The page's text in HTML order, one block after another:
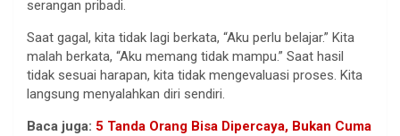
serangan pribadi.
Saat gagal, kita tidak lagi berkata, “Aku perlu belajar.” Kita
malah berkata, “Aku memang tidak mampu.” Saat hasil
tidak sesuai harapan, kita tidak mengevaluasi proses. Kita
langsung menyalahkan diri sendiri.
Baca juga: 5 Tanda Orang Bisa Dipercaya, Bukan Cuma